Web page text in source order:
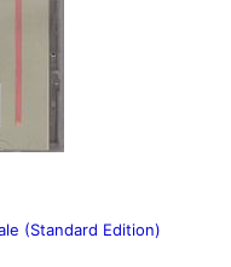
(Standard Edition)